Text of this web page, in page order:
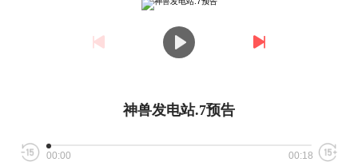
神兽发电站.7预告
00:00 00:18